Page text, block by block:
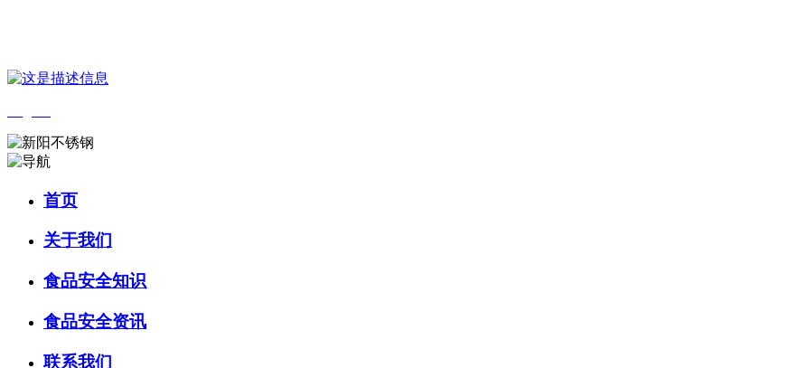
首页
关于我们
食品安全知识
食品安全资讯
联系我们